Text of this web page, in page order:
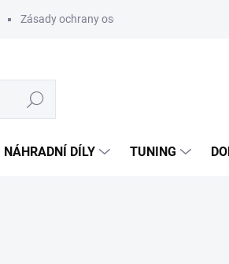
Zásady ochrany osobních údajů
Hledat
NÁHRADNÍ DÍLY TUNING